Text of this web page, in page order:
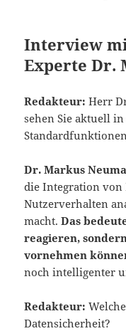
Interview
Experte Dr.
Redakteur: Herr
sehen Sie aktuell
Dr. Markus
die Integration von
Nutzerverhalten
macht.Das
reagieren,
vornehmen
noch intelligenter
Redakteur:
Datensicherheit?